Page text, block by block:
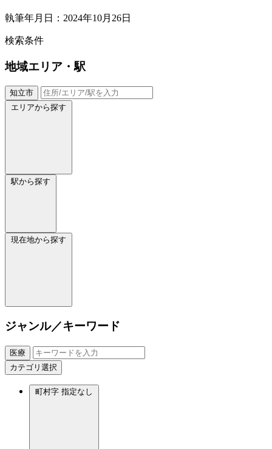
執筆年月日：2024年10月26日
検索条件
地域エリア・駅
知立市
エリアから探す
駅から探す
現在地から探す
ジャンル／キーワード
医療
カテゴリ選択
町村字 指定なし